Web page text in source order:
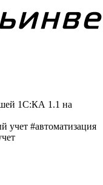
1С:КА 1.1 на
учет #автоматизация